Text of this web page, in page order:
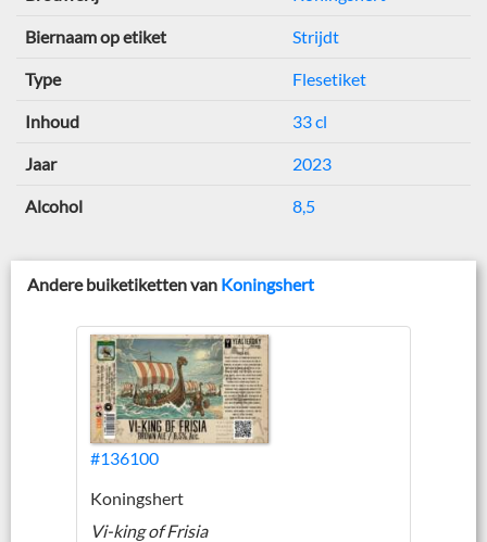
Biernaam op etiket Strijdt
Type Flesetiket
Inhoud 33 cl
Jaar 2023
Alcohol 8,5
Andere buiketiketten van Koningshert
#136100
Koningshert
Vi-king of Frisia